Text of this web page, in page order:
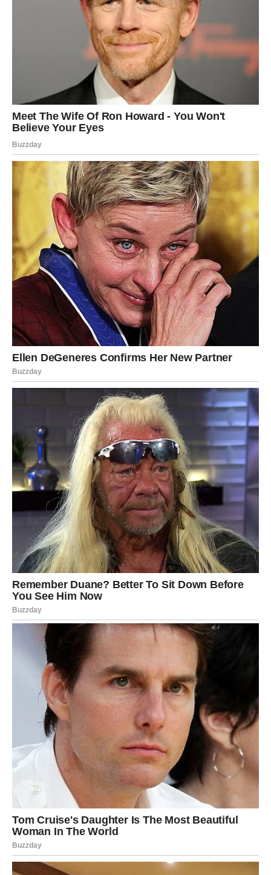
Ribe ulaze u dan pun nježnosti, topline i lijepih emocija.
Ljubavna energija prati vas od jutra do večeri.
Duša pronalazi ono što joj je
nedostajalo
Pred vama su veoma emotivni trenuci.
Najviše ljubavne sreće ovog ponedjeljka očekuje
Rakove,
Vage i Vodolije. Rakovima dolaze iskrene emocije, Vage
dobivaju znak koji su dugo čekale, a Vodolije bi mogle
doživjeti neočekivano ljubavno iznenađenje.
Ponedjeljak 1. juna pokazuje da novi mjesec počinje u
znaku ljubavi. Zvijezde su upalile zeleno svjetlo za
emocije, a mnogim srcima upravo danas stiže razlog za
osmijeh. Nekima kroz poruku, nekima kroz susret, a
nekima kroz spoznaju da je ljubav mnogo bliže nego što
su mislili.